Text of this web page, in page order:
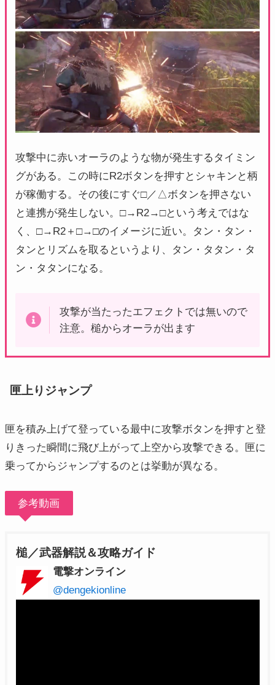
攻撃中に赤いオーラのような物が発生するタイミン
グがある。この時にR2ボタンを押すとシャキンと柄
が稼働する。その後にすぐ□／△ボタンを押さない
と連携が発生しない。□→R2→□という考えではな
く、□→R2＋□→□のイメージに近い。タン・タン・
タンとリズムを取るというより、タン・タタン・タ
ン・タタンになる。
攻撃が当たったエフェクトでは無いので
注意。槌からオーラが出ます
匣上りジャンプ
匣を積み上げて登っている最中に攻撃ボタンを押すと登
りきった瞬間に飛び上がって上空から攻撃できる。匣に
乗ってからジャンプするのとは挙動が異なる。
参考動画
槌／武器解説＆攻略ガイド
電撃オンライン
@dengekionline